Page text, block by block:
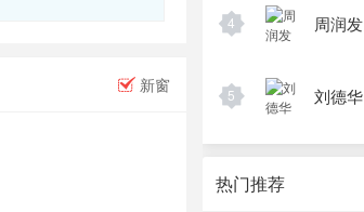
新窗
4 周润发
5 刘德华
热门推荐